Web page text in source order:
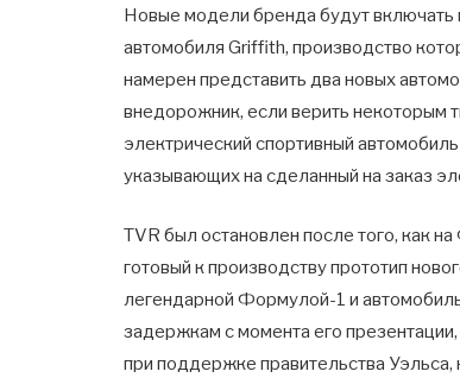
Новые модели бренда будут включать
автомобиля Griffith, производство
намерен представить два новых
внедорожник, если верить некоторым
электрический спортивный
указывающих на сделанный на заказ
TVR был остановлен после того, как
готовый к производству прототип
легендарной Формулой-1 и
задержкам с момента его
при поддержке правительства